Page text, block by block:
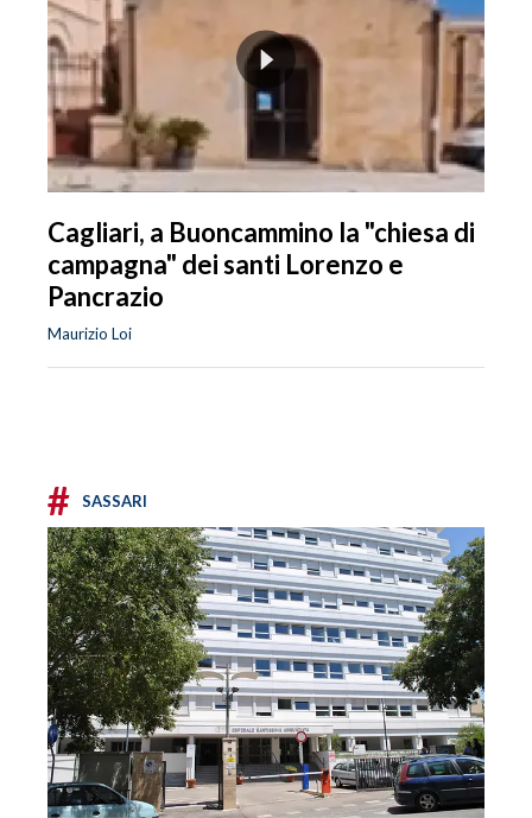
Cagliari, a Buoncammino la "chiesa di
campagna" dei santi Lorenzo e
Pancrazio
Maurizio Loi
# SASSARI